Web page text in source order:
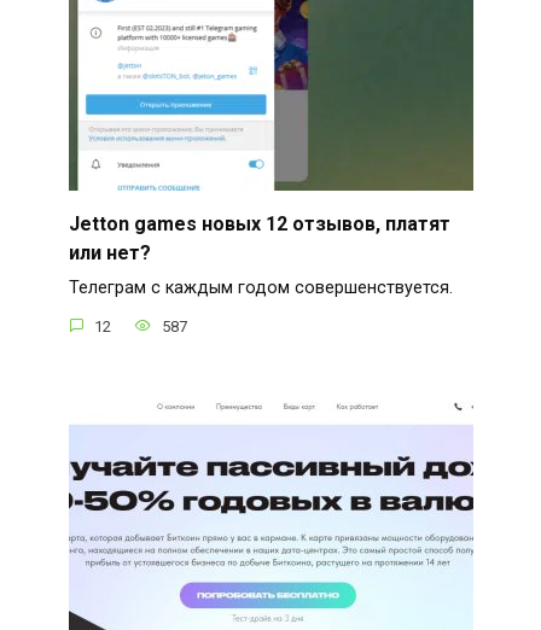
Jetton games новых 12 отзывов, платят
или нет?
Телеграм с каждым годом совершенствуется.
12 587